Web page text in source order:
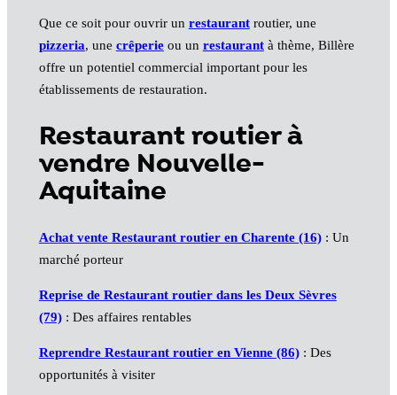
Que ce soit pour ouvrir un restaurantroutier, une
pizzeria, une crêperieou un restaurantà thème, Billère
offre un potentiel commercial important pour les
établissements de restauration.
Restaurant routier à
vendre Nouvelle-
Aquitaine
Achat vente Restaurant routier en Charente (16): Un
marché porteur
Reprise de Restaurant routier dans les Deux Sèvres
(79): Des affaires rentables
Reprendre Restaurant routier en Vienne (86): Des
opportunités à visiter